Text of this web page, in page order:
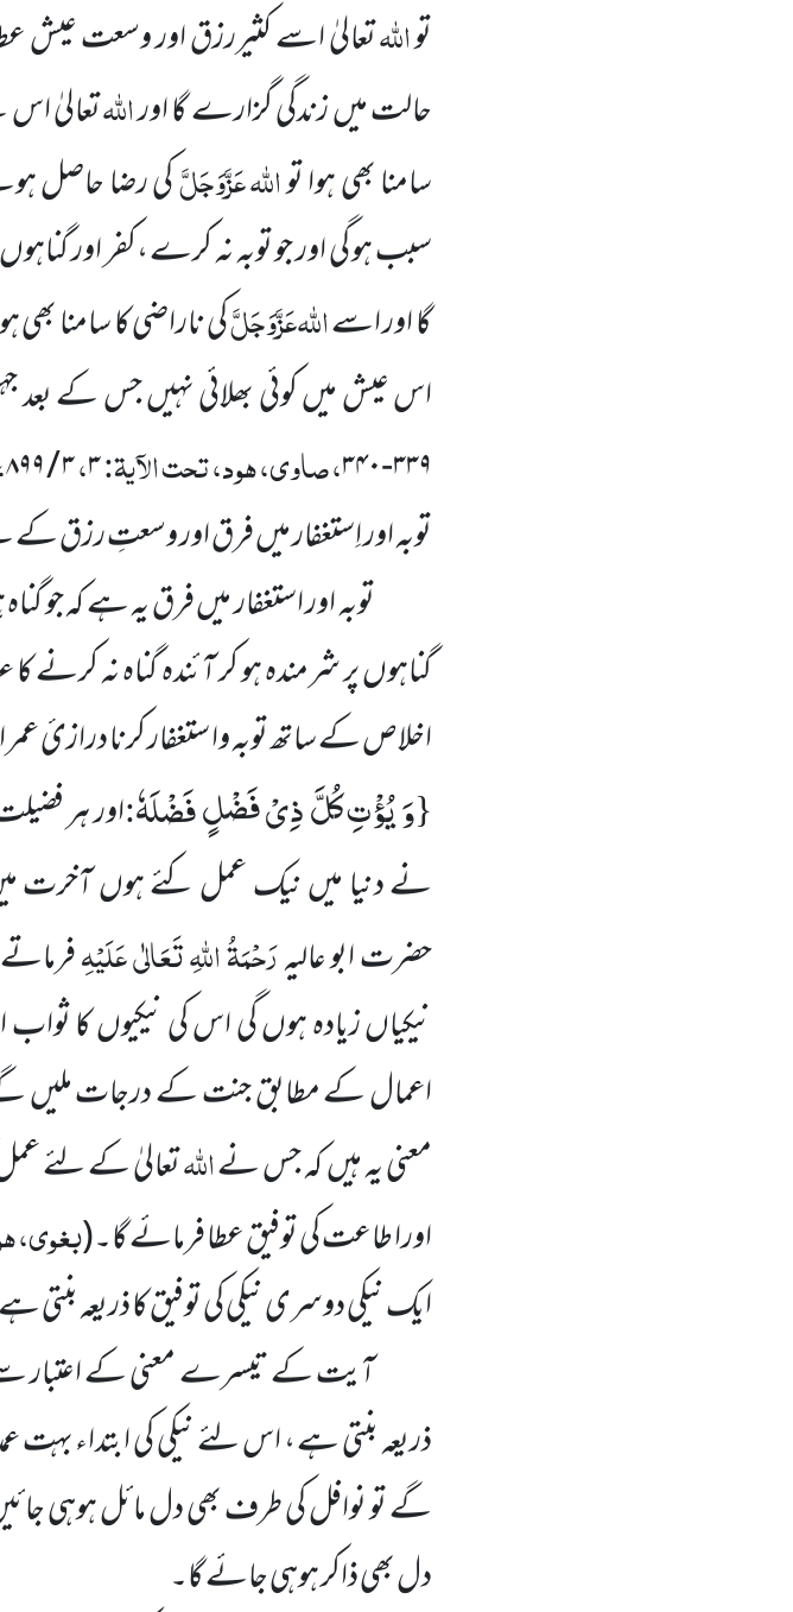
تواللہتعالیٰ اسے کثیررزق اور وسعت عیش
حالت میں زندگی گزارے گا اوراللہتعالیٰ اس
سامنا بھی ہوا تواللہ عَزَّوَجَلَّکی رضا حاصل
سبب ہو گی اور جو توبہ نہ کرے ،کفر اور
گا اور اسےاللہعَزَّوَجَلَّکی ناراضی کا سامنا بھی
اس عیش میں کوئی بھلائی نہیں جس کے بعد
۳۳۹-۳۴۰
، صاوی، ہود، تحت الآیۃ:۳،۳ / ۸۹۹
توبہ اور اِستغفار میں فرق اور وسعتِ رزق
توبہ اور استغفار میں فرق یہ ہے کہ جو
گناہوں پر شرمندہ ہو کر آئندہ گناہ نہ
اخلاص کے ساتھ توبہ وا ستغفار کرنا درازیٔ
{وَ یُؤْتِ كُلَّ ذِیْ فَضْلٍ فَضْلَهٗ:اور ہر
نے دنیا میں نیک عمل کئے ہوں آخرت
حضرت ابو عالیہرَحْمَۃُ اللہِ تَعَالٰی عَلَیْہِ
نیکیاں زیادہ ہوں گی اس کی نیکیوں کا
اعمال کے مطابق جنت کے درجات
معنی یہ ہیں کہ جس نےاللہتعالیٰ کے لئے
اورا طاعت کی توفیق عطا فرمائے گا۔(بغوی،
ایک نیکی دوسری نیکی کی توفیق کا ذریعہ بنتی
آیت کے تیسرے معنی کے اعتبار سے
ذریعہ بنتی ہے ، اس لئے نیکی کی ابتداء
گے تو نوافل کی طرف بھی دل مائل ہوہی
دل بھی ذاکر ہوہی جائے گا۔